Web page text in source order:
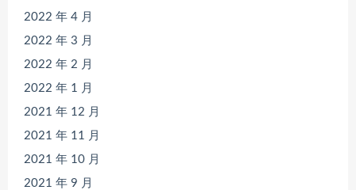
2022 年 4 月
2022 年 3 月
2022 年 2 月
2022 年 1 月
2021 年 12 月
2021 年 11 月
2021 年 10 月
2021 年 9 月